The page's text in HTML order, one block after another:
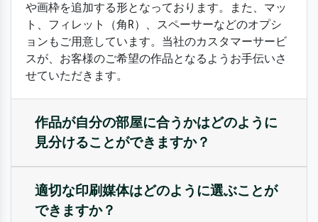
や画枠を追加する形となっております。また、マッ
ト、フィレット（角R）、スペーサーなどのオプシ
ョンもご用意しています。当社のカスタマーサービ
スが、お客様のご希望の作品となるようお手伝いさ
せていただきます。
作品が自分の部屋に合うかはどのように
見分けることができますか？
適切な印刷媒体はどのように選ぶことが
できますか？